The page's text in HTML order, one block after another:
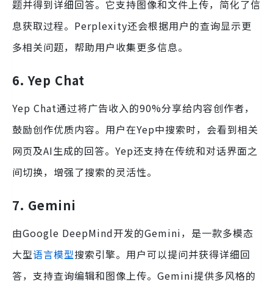
题并得到详细回答。它支持图像和文件上传，简化了信
息获取过程。Perplexity还会根据用户的查询显示更
多相关问题，帮助用户收集更多信息。
6. Yep Chat
Yep Chat通过将广告收入的90%分享给内容创作者，
鼓励创作优质内容。用户在Yep中搜索时，会看到相关
网页及AI生成的回答。Yep还支持在传统和对话界面之
间切换，增强了搜索的灵活性。
7. Gemini
由Google DeepMind开发的Gemini，是一款多模态
大型语言模型搜索引擎。用户可以提问并获得详细回
答，支持查询编辑和图像上传。Gemini提供多风格的